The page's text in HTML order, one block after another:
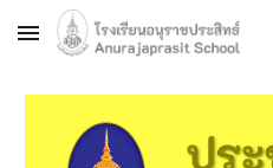
Skip to main content